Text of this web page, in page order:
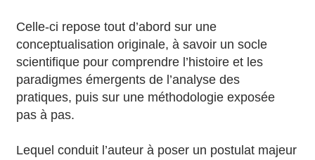
Celle-ci repose tout d’abord sur une
conceptualisation originale, à savoir un socle
scientifique pour comprendre l’histoire et les
paradigmes émergents de l’analyse des
pratiques, puis sur une méthodologie exposée
pas à pas.
Lequel conduit l’auteur à poser un postulat majeur